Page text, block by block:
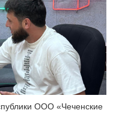
ООО «Чеченские